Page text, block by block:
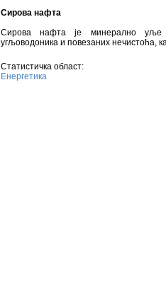
Сирова нафта
Сирова нафта је минерално уље
угљоводоника и повезаних нечистоћа,
Статистичка област:
Енергетика